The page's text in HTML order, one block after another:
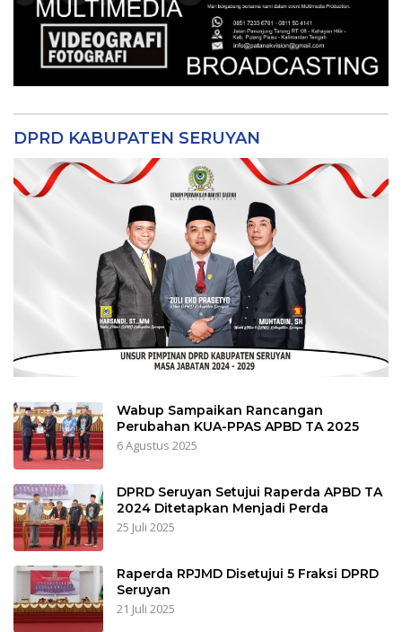
DPRD KABUPATEN SERUYAN
Wabup Sampaikan Rancangan
Perubahan KUA-PPAS APBD TA 2025
6 Agustus 2025
DPRD Seruyan Setujui Raperda APBD TA
2024 Ditetapkan Menjadi Perda
25 Juli 2025
Raperda RPJMD Disetujui 5 Fraksi DPRD
Seruyan
21 Juli 2025